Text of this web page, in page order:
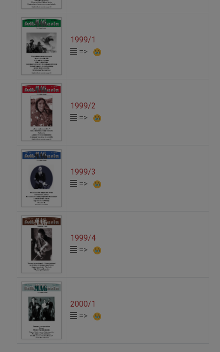
1999/1
=>
1999/2
=>
1999/3
=>
1999/4
=>
2000/1
=>